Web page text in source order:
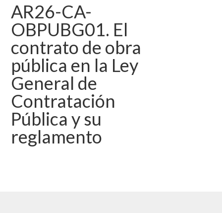
AR26-CA-
OBPUBG01. El
contrato de obra
pública en la Ley
General de
Contratación
Pública y su
reglamento